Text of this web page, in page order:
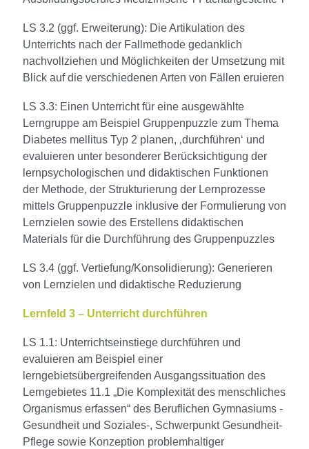
LS 3.2 (ggf. Erweiterung): Die Artikulation des
Unterrichts nach der Fallmethode gedanklich
nachvollziehen und Möglichkeiten der Umsetzung mit
Blick auf die verschiedenen Arten von Fällen eruieren
LS 3.3: Einen Unterricht für eine ausgewählte
Lerngruppe am Beispiel Gruppenpuzzle zum Thema
Diabetes mellitus Typ 2 planen, ‚durchführen‘ und
evaluieren unter besonderer Berücksichtigung der
lernpsychologischen und didaktischen Funktionen
der Methode, der Strukturierung der Lernprozesse
mittels Gruppenpuzzle inklusive der Formulierung von
Lernzielen sowie des Erstellens didaktischen
Materials für die Durchführung des Gruppenpuzzles
LS 3.4 (ggf. Vertiefung/Konsolidierung): Generieren
von Lernzielen und didaktische Reduzierung
Lernfeld 3 – Unterricht durchführen
LS 1.1: Unterrichtseinstiege durchführen und
evaluieren am Beispiel einer
lerngebietsübergreifenden Ausgangssituation des
Lerngebietes 11.1 „Die Komplexität des menschliches
Organismus erfassen“ des Beruflichen Gymnasiums -
Gesundheit und Soziales-, Schwerpunkt Gesundheit-
Pflege sowie Konzeption problemhaltiger